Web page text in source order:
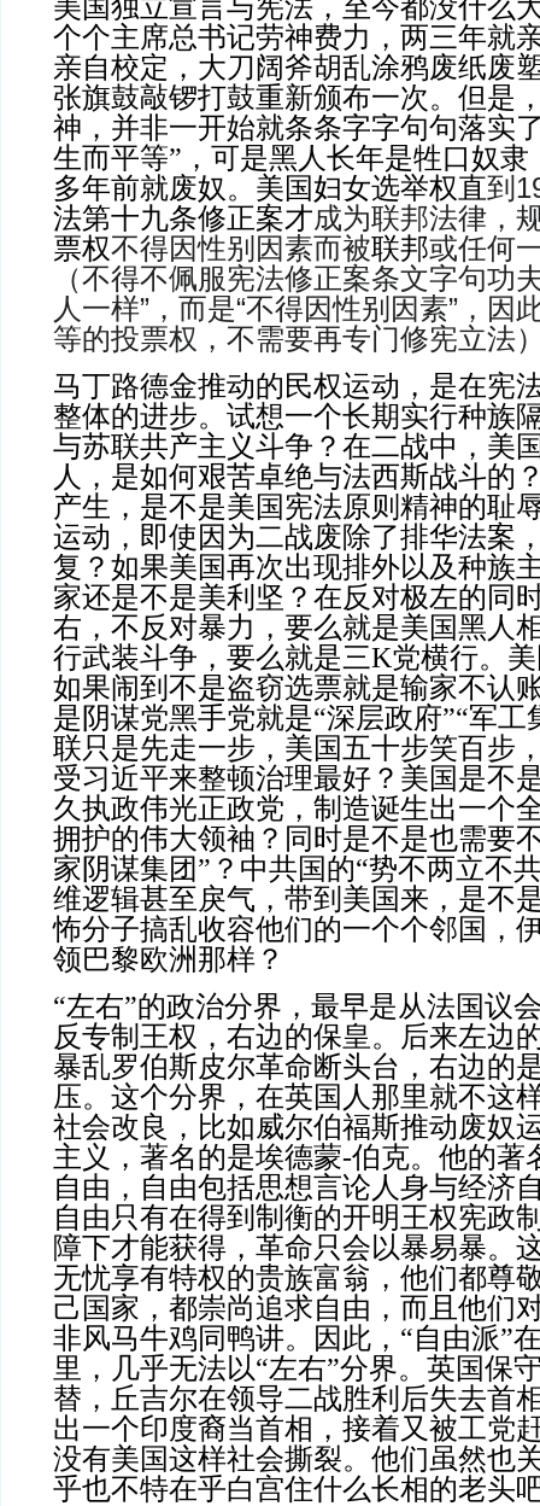
美国独立宣言与宪法，至今都没什么
个个主席总书记劳神费力，两三年就
亲自校定，大刀阔斧胡乱涂鸦废纸废
张旗鼓敲锣打鼓重新颁布一次。但是
神，并非一开始就条条字字句句落实
生而平等”，可是黑人长年是牲口奴
多年前就废奴。美国妇女选举权直到
法第十九条修正案才成为联邦法律，
票权不得因性别因素而被联邦或任何
（不得不佩服宪法修正案条文字句功
人一样”，而是“不得因性别因素”，因
等的投票权，不需要再专门修宪立法
马丁路德金推动的民权运动，是在宪
整体的进步。试想一个长期实行种族
与苏联共产主义斗争？在二战中，美
人，是如何艰苦卓绝与法西斯战斗的
产生，是不是美国宪法原则精神的耻
运动，即使因为二战废除了排华法案
复？如果美国再次出现排外以及种族
家还是不是美利坚？在反对极左的同
右，不反对暴力，要么就是美国黑人
行武装斗争，要么就是三K党横行。
如果闹到不是盗窃选票就是输家不认
是阴谋党黑手党就是“深层政府”“军工
联只是先走一步，美国五十步笑百步
受习近平来整顿治理最好？美国是不
久执政伟光正政党，制造诞生出一个
拥护的伟大领袖？同时是不是也需要
家阴谋集团”？中共国的“势不两立不
维逻辑甚至戾气，带到美国来，是不
怖分子搞乱收容他们的一个个邻国，
领巴黎欧洲那样？
“左右”的政治分界，最早是从法国议
反专制王权，右边的保皇。后来左边
暴乱罗伯斯皮尔革命断头台，右边的
压。这个分界，在英国人那里就不这
社会改良，比如威尔伯福斯推动废奴
主义，著名的是埃德蒙-伯克。他的著
自由，自由包括思想言论人身与经济
自由只有在得到制衡的开明王权宪政
障下才能获得，革命只会以暴易暴。
无忧享有特权的贵族富翁，他们都尊
己国家，都崇尚追求自由，而且他们
非风马牛鸡同鸭讲。因此，“自由派”
里，几乎无法以“左右”分界。英国保
替，丘吉尔在领导二战胜利后失去首
出一个印度裔当首相，接着又被工党
没有美国这样社会撕裂。他们虽然也
乎也不特在乎白宫住什么长相的老头